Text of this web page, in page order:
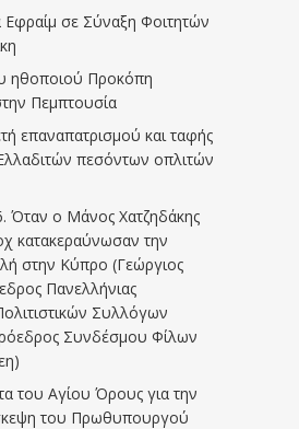
Εφραίμ σε Σύναξη Φοιτητών
ηθοποιού Προκόπη
Πεμπτουσία
επαναπατρισμού και ταφής
πεσόντων οπλιτών
Όταν ο Μάνος Χατζηδάκης
κατακεραύνωσαν την
στην Κύπρο (Γεώργιος
Πανελλήνιας
Συλλόγων
Συνδέσμου Φίλων
του Αγίου Όρους για την
του Πρωθυπουργού